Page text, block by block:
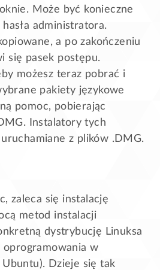
Może być konieczne
administratora.
a po zakończeniu
się pasek postępu.
możesz teraz pobrać i
pakiety językowe
pomoc, pobierając
Instalatory tych
z plików .DMG.
zaleca się instalację
metod instalacji
dystrybucję Linuksa
w
Dzieje się tak